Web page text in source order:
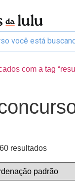
com a tag
resultados